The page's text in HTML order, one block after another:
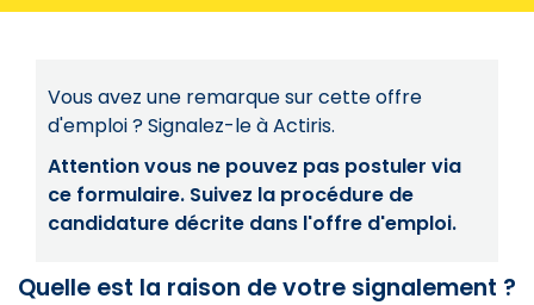
Vous avez une remarque sur cette offre
d'emploi ? Signalez-le à Actiris.
Attention vous ne pouvez pas postuler via
ce formulaire. Suivez la procédure de
candidature décrite dans l'offre d'emploi.
Quelle est la raison de votre signalement ?